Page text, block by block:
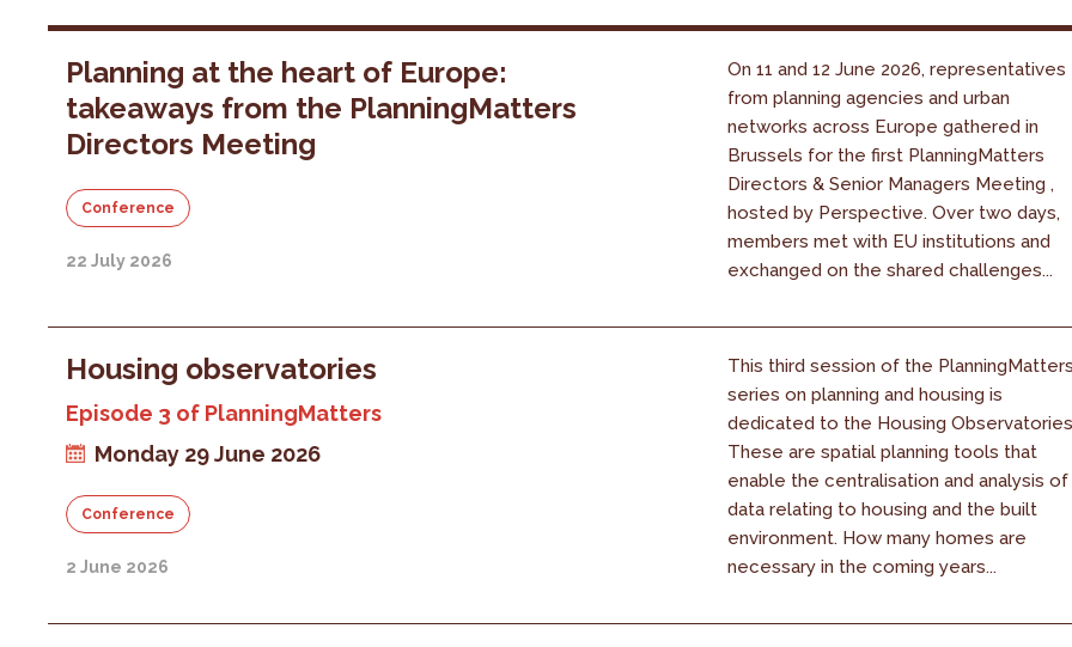
Planning at the heart of Europe:
takeaways from the PlanningMatters
Directors Meeting
Conference
22 July 2026
On 11 and 12 June 2026, representatives
from planning agencies and urban
networks across Europe gathered in
Brussels for the first PlanningMatters
Directors & Senior Managers Meeting ,
hosted by Perspective. Over two days,
members met with EU institutions and
exchanged on the shared challenges...
Housing observatories
Episode 3 of PlanningMatters
Monday 29 June 2026
Conference
2 June 2026
This third session of the
series on planning and housing is
dedicated to the Housing
These are spatial planning tools that
enable the centralisation and analysis of
data relating to housing and the built
environment. How many homes are
necessary in the coming years...